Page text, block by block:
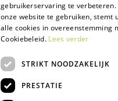
gebruikerservaring te verbeteren.
onze website te gebruiken, stemt
alle cookies in overeenstemming
Cookiebeleid. Lees verder
STRIKT NOODZAKELIJK
PRESTATIE